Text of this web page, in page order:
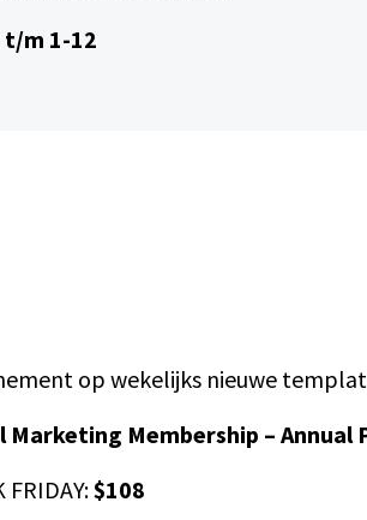
t/m 1-12
op wekelijks nieuwe
Marketing Membership – Annual
FRIDAY:$108